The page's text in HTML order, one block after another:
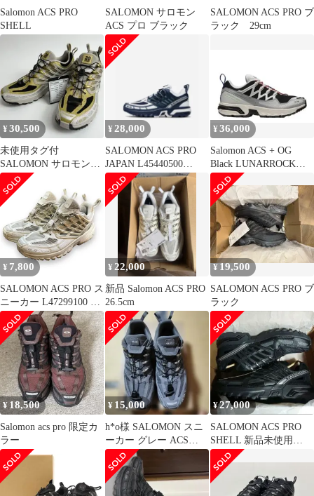
Salomon ACS PRO
SHELL
SALOMON サロモン
ACS プロ ブラック
SALOMON ACS PRO ブ
ラック 29cm
¥30,500
未使用タグ付
SALOMON サロモン
ACS PRO 20Y スニーカ
ー 26
¥ 28,000
SALOMON ACS PRO
JAPAN L45440500
27.5cm
¥36,000
Salomon ACS + OG
Black LUNARROCK
27.5 新品
¥ 7,800
SALOMON ACS PRO ス
ニーカー L47299100 サ
ロモン 26cm 58668A
¥ 22,000
新品 Salomon ACS PRO
26.5cm
¥19,500
SALOMON ACS PRO ブ
ラック
¥ 18,500
Salomon acs pro 限定カ
ラー
¥ 15,000
h*o様 SALOMON スニ
ーカー グレー ACS
PRO LTR
¥27,000
SALOMON ACS PRO
SHELL 新品未使用
28.0cm